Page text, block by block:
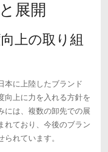
展開
上の取り組
本に上陸したブランド
向上に力を入れる方針を
には、複数の卸先での展
れており、今後のブラン
れています。